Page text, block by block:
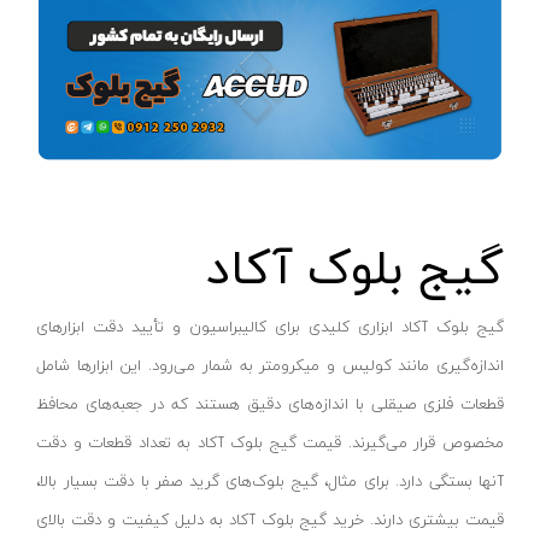
پایه سنگ سنباده
برش و تراش دهنده
کف ساب و موزائیک ساب
پشم زن
اینورتر جوشکاری
دستگاه جوش CO2
جوش تیگ-آرگون
دستگاه برش
کابل جوشکاری
پرتو الکتریک - PARTO ELECTRIC
اینسایز - INSIZE
جی تی - GT
دنلکس - DANLEX
سوماک- SUMAKE
هانیکو- HANICO
المکس- ELMAX
زد سی سی- ZCC
هیرو- HERO
نارنجی-مشکی
نارنجی-نقره ای
زرد-مشکی
صورتی
قهوه ای
آبی- مشکی- سفید
جنگلی
قرمز- طوسی
گیج بلوک آکاد
گیج بلوک آکاد ابزاری کلیدی برای کالیبراسیون و تأیید دقت ابزارهای
اندازه‌گیری مانند کولیس و میکرومتر به شمار می‌رود. این ابزارها شامل
قطعات فلزی صیقلی با اندازه‌های دقیق هستند که در جعبه‌های محافظ
مخصوص قرار می‌گیرند. قیمت گیج بلوک آکاد به تعداد قطعات و دقت
آنها بستگی دارد. برای مثال، گیج بلوک‌های گرید صفر با دقت بسیار بالا،
قیمت بیشتری دارند. خرید گیج بلوک آکاد به دلیل کیفیت و دقت بالای